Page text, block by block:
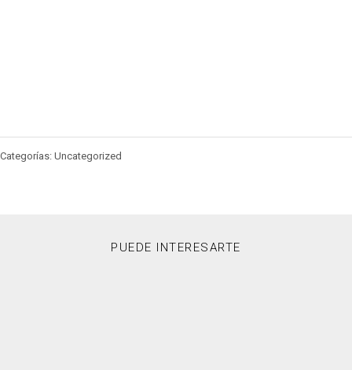
Categorías: Uncategorized
PUEDE INTERESARTE